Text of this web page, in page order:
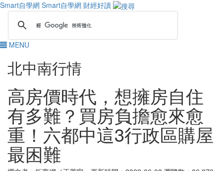
Smart自學網 Smart自學網 財經好讀
MENU
北中南行情
高房價時代，想擁房自住
有多難？買房負擔愈來愈
重！六都中這3行政區購屋
最困難